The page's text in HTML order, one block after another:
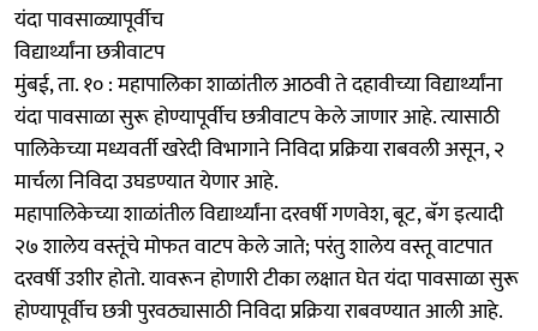
यंदा पावसाळ्यापूर्वीच
विद्यार्थ्यांना छत्रीवाटप
मुंबई, ता. १० : महापालिका शाळांतील आठवी ते दहावीच्या विद्यार्थ्यांना
यंदा पावसाळा सुरू होण्यापूर्वीच छत्रीवाटप केले जाणार आहे. त्यासाठी
पालिकेच्या मध्यवर्ती खरेदी विभागाने निविदा प्रक्रिया राबवली असून, २
मार्चला निविदा उघडण्यात येणार आहे.
महापालिकेच्या शाळांतील विद्यार्थ्यांना दरवर्षी गणवेश, बूट, बॅग इत्यादी
२७ शालेय वस्तूंचे मोफत वाटप केले जाते; परंतु शालेय वस्तू वाटपात
दरवर्षी उशीर होतो. यावरून होणारी टीका लक्षात घेत यंदा पावसाळा सुरू
होण्यापूर्वीच छत्री पुरवठ्यासाठी निविदा प्रक्रिया राबवण्यात आली आहे.